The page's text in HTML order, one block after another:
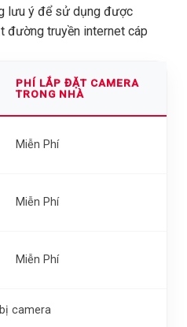
lưu ý để sử dụng được
đường truyền internet cáp
PHÍ LẮP ĐẶT CAMERA
TRONG NHÀ
Miễn Phí
Miễn Phí
Miễn Phí
camera